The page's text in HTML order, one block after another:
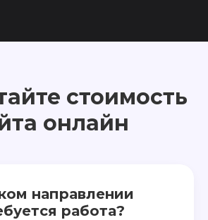
стоимость
онлайн
направлении
работа?